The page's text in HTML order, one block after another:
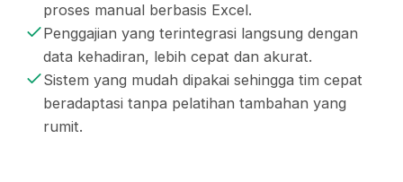
proses manual berbasis Excel.
Penggajian yang terintegrasi langsung dengan
data kehadiran, lebih cepat dan akurat.
Sistem yang mudah dipakai sehingga tim cepat
beradaptasi tanpa pelatihan tambahan yang
rumit.